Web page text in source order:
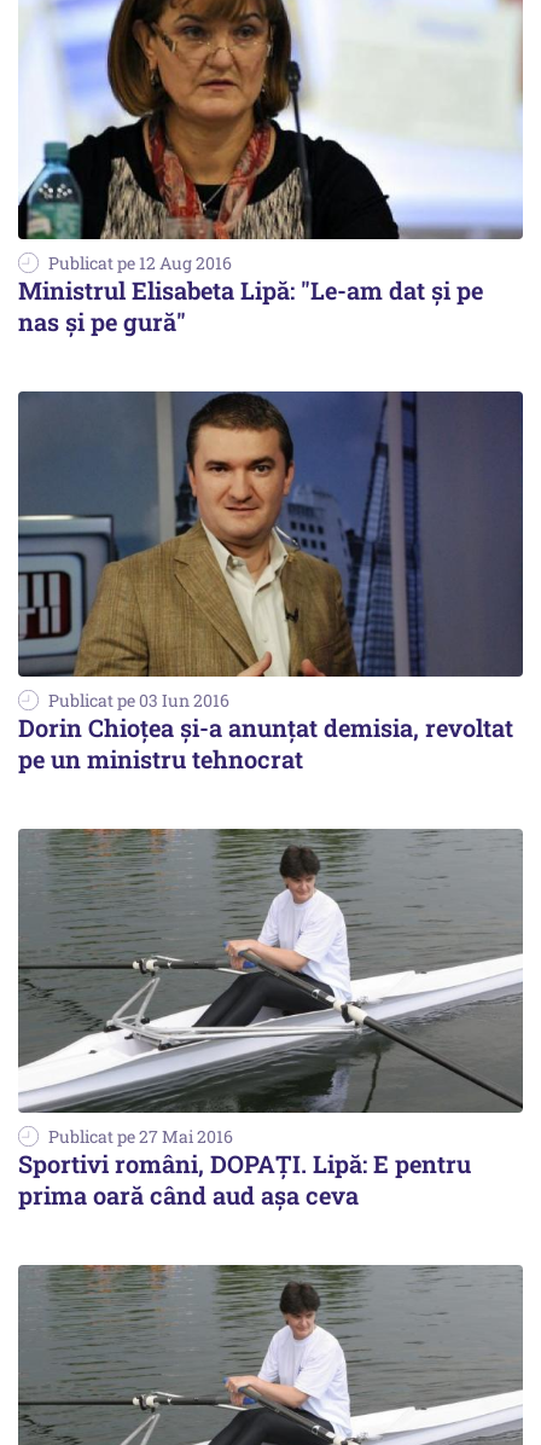
Publicat pe 12 Aug 2016
Ministrul Elisabeta Lipă: "Le-am dat și pe
nas și pe gură"
Publicat pe 03 Iun 2016
Dorin Chioțea și-a anunțat demisia, revoltat
pe un ministru tehnocrat
Publicat pe 27 Mai 2016
Sportivi români, DOPAȚI. Lipă: E pentru
prima oară când aud așa ceva